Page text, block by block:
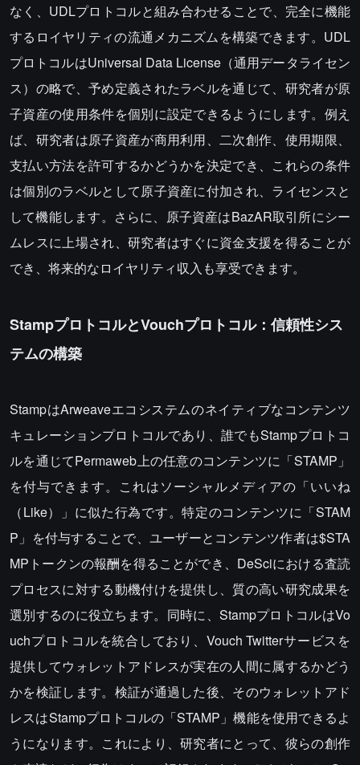
なく、UDLプロトコルと組み合わせることで、完全に機能
するロイヤリティの流通メカニズムを構築できます。UDL
プロトコルはUniversal Data License（通用データライセン
ス）の略で、予め定義されたラベルを通じて、研究者が原
子資産の使用条件を個別に設定できるようにします。例え
ば、研究者は原子資産が商用利用、二次創作、使用期限、
支払い方法を許可するかどうかを決定でき、これらの条件
は個別のラベルとして原子資産に付加され、ライセンスと
して機能します。さらに、原子資産はBazAR取引所にシー
ムレスに上場され、研究者はすぐに資金支援を得ることが
でき、将来的なロイヤリティ収入も享受できます。
StampプロトコルとVouchプロトコル：信頼性シス
テムの構築
StampはArweaveエコシステムのネイティブなコンテンツ
キュレーションプロトコルであり、誰でもStampプロトコ
ルを通じてPermaweb上の任意のコンテンツに「STAMP」
を付与できます。これはソーシャルメディアの「いいね
（Like）」に似た行為です。特定のコンテンツに「STAM
P」を付与することで、ユーザーとコンテンツ作者は$STA
MPトークンの報酬を得ることができ、DeSciにおける査読
プロセスに対する動機付けを提供し、質の高い研究成果を
選別するのに役立ちます。同時に、StampプロトコルはVo
uchプロトコルを統合しており、Vouch Twitterサービスを
提供してウォレットアドレスが実在の人間に属するかどう
かを検証します。検証が通過した後、そのウォレットアド
レスはStampプロトコルの「STAMP」機能を使用できるよ
うになります。これにより、研究者にとって、彼らの創作